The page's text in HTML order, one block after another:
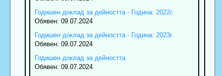
Годишен доклад за дейността - Година: 2022г.
Обявен: 09.07.2024
Годишен доклад за дейността - Година: 2023г.
Обявен: 09.07.2024
Годишен доклад за дейността
Обявен: 09.07.2024